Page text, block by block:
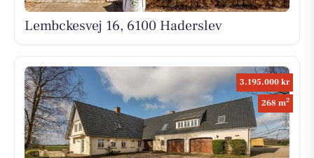
Lembckesvej 16, 6100 Haderslev
3.195.000 kr
268 m2